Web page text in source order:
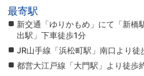
最寄駅
新交通「ゆりかもめ」にて「新橋
出駅」下車徒歩1分
JR山手線「浜松町駅」南口より徒
都営大江戸線「大門駅」より徒歩